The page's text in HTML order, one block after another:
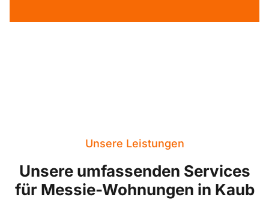
Unsere Leistungen
Unsere umfassenden Services
für Messie-Wohnungen in Kaub